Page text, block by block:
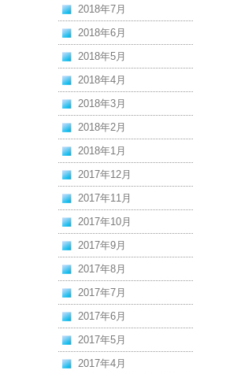
2018年7月
2018年6月
2018年5月
2018年4月
2018年3月
2018年2月
2018年1月
2017年12月
2017年11月
2017年10月
2017年9月
2017年8月
2017年7月
2017年6月
2017年5月
2017年4月